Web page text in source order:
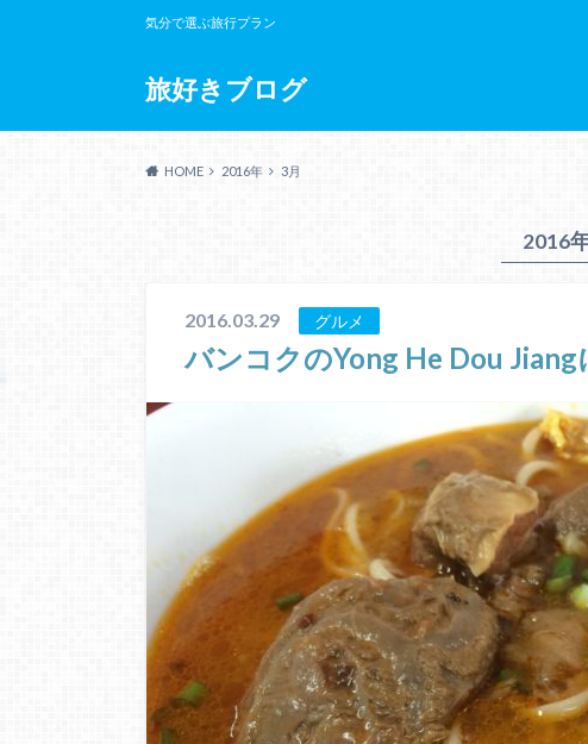
旅好きブログ
気分で選ぶ旅行プラン
HOME 2016年 3月
2016
2016.03.29 グルメ
バンコクのYong He Dou